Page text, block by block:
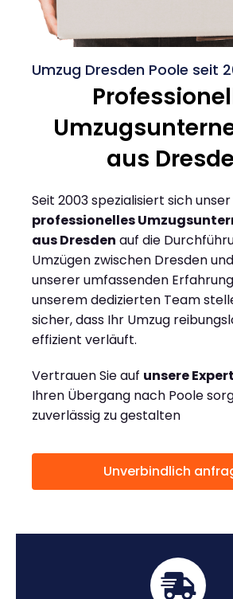
Umzug Dresden Poole seit
aus
Seit 2003 spezialisiert sich unser
professionelles
aus Dresden auf die
Umzügen zwischen Dresden
unserer umfassenden
unserem dedizierten Team
sicher, dass Ihr Umzug
effizient verläuft.
Vertrauen Sie auf unsere
Ihren Übergang nach Poole
zuverlässig zu gestalten
Unverbindlich